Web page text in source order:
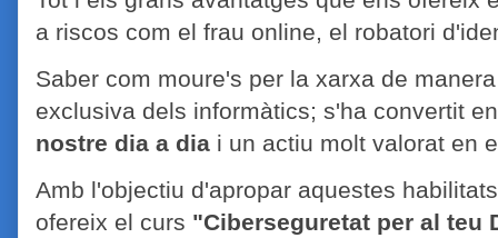
a riscos com el frau online, el robatori
Saber com moure's per la xarxa de
exclusiva dels informàtics; s'ha convertit
nostre dia a dia i un actiu molt valorat en
Amb l'objectiu d'apropar aquestes
ofereix el curs "Ciberseguretat per al teu